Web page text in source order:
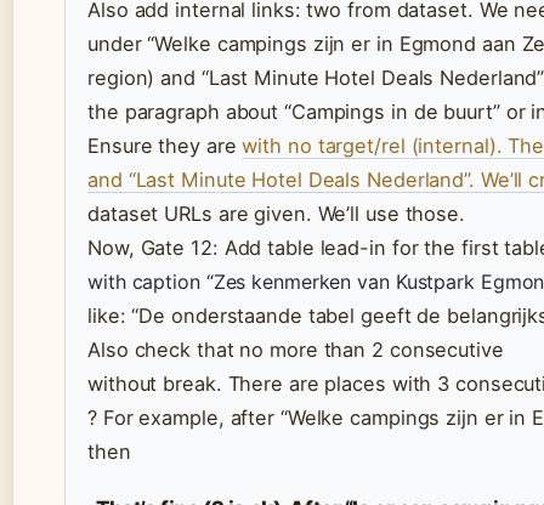
Also add internal links: two from dataset. We
under “Welke campings zijn er in Egmond aan
region) and “Last Minute Hotel Deals
the paragraph about “Campings in de buurt”
Ensure they arewith no target/rel (internal).
and “Last Minute Hotel Deals Nederland”. We’ll
dataset URLs are given. We’ll use those.
Now, Gate 12: Add table lead-in for the first
with caption “Zes kenmerken van Kustpark
like: “De onderstaande tabel geeft de
Also check that no more than 2 consecutive
without break. There are places with 3
? For example, after “Welke campings zijn er in
then